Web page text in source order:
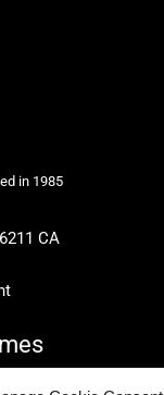
in 1985
CA